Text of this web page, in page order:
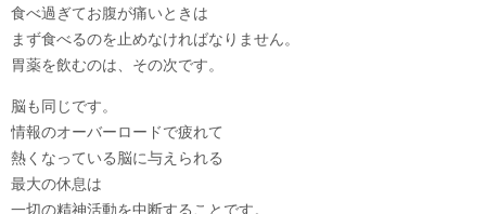
食べ過ぎてお腹が痛いときは
まず食べるのを止めなければなりません。
胃薬を飲むのは、その次です。
脳も同じです。
情報のオーバーロードで疲れて
熱くなっている脳に与えられる
最大の休息は
一切の精神活動を中断することです。